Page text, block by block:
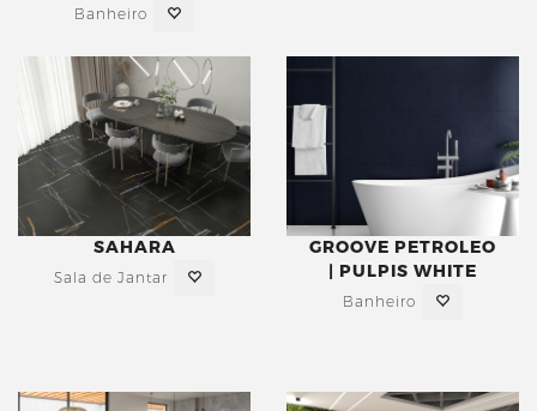
Banheiro
SAHARA
Sala de Jantar
GROOVE PETROLEO
| PULPIS WHITE
Banheiro